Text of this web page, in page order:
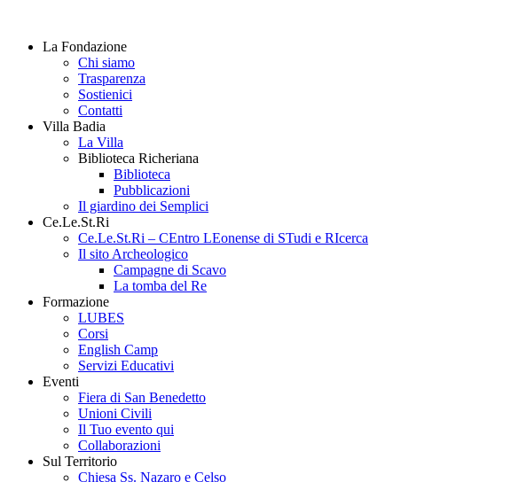
La Fondazione
Chi siamo
Trasparenza
Sostienici
Contatti
Villa Badia
La Villa
Biblioteca Richeriana
Biblioteca
Pubblicazioni
Il giardino dei Semplici
Ce.Le.St.Ri
Ce.Le.St.Ri – CEntro LEonense di STudi e RIcerca
Il sito Archeologico
Campagne di Scavo
La tomba del Re
Formazione
LUBES
Corsi
English Camp
Servizi Educativi
Eventi
Fiera di San Benedetto
Unioni Civili
Il Tuo evento qui
Collaborazioni
Sul Territorio
Chiesa Ss. Nazaro e Celso